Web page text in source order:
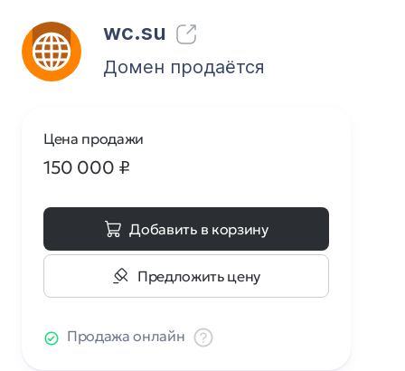
wc.su
Домен продаётся
Цена продажи
150 000 ₽
Добавить в корзину
Предложить цену
Продажа онлайн